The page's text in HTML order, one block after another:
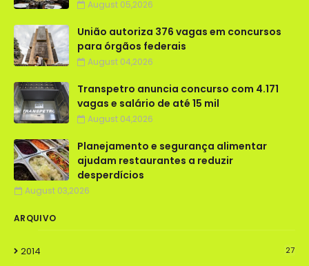
August 05,2026
União autoriza 376 vagas em concursos
para órgãos federais
August 04,2026
Transpetro anuncia concurso com 4.171
vagas e salário de até 15 mil
August 04,2026
Planejamento e segurança alimentar
ajudam restaurantes a reduzir
desperdícios
August 03,2026
ARQUIVO
2014 27